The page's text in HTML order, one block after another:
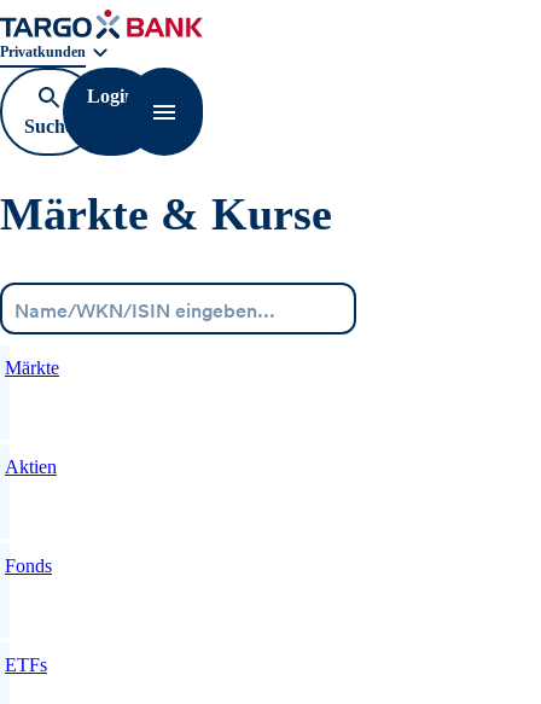
Geschäftsbereichnavigation. Aktuelle Auswahl:
Privatkunden
Suche
öffnen
Login
Navigation öffnen
Märkte & Kurse
Märkte
Aktien
Fonds
ETFs